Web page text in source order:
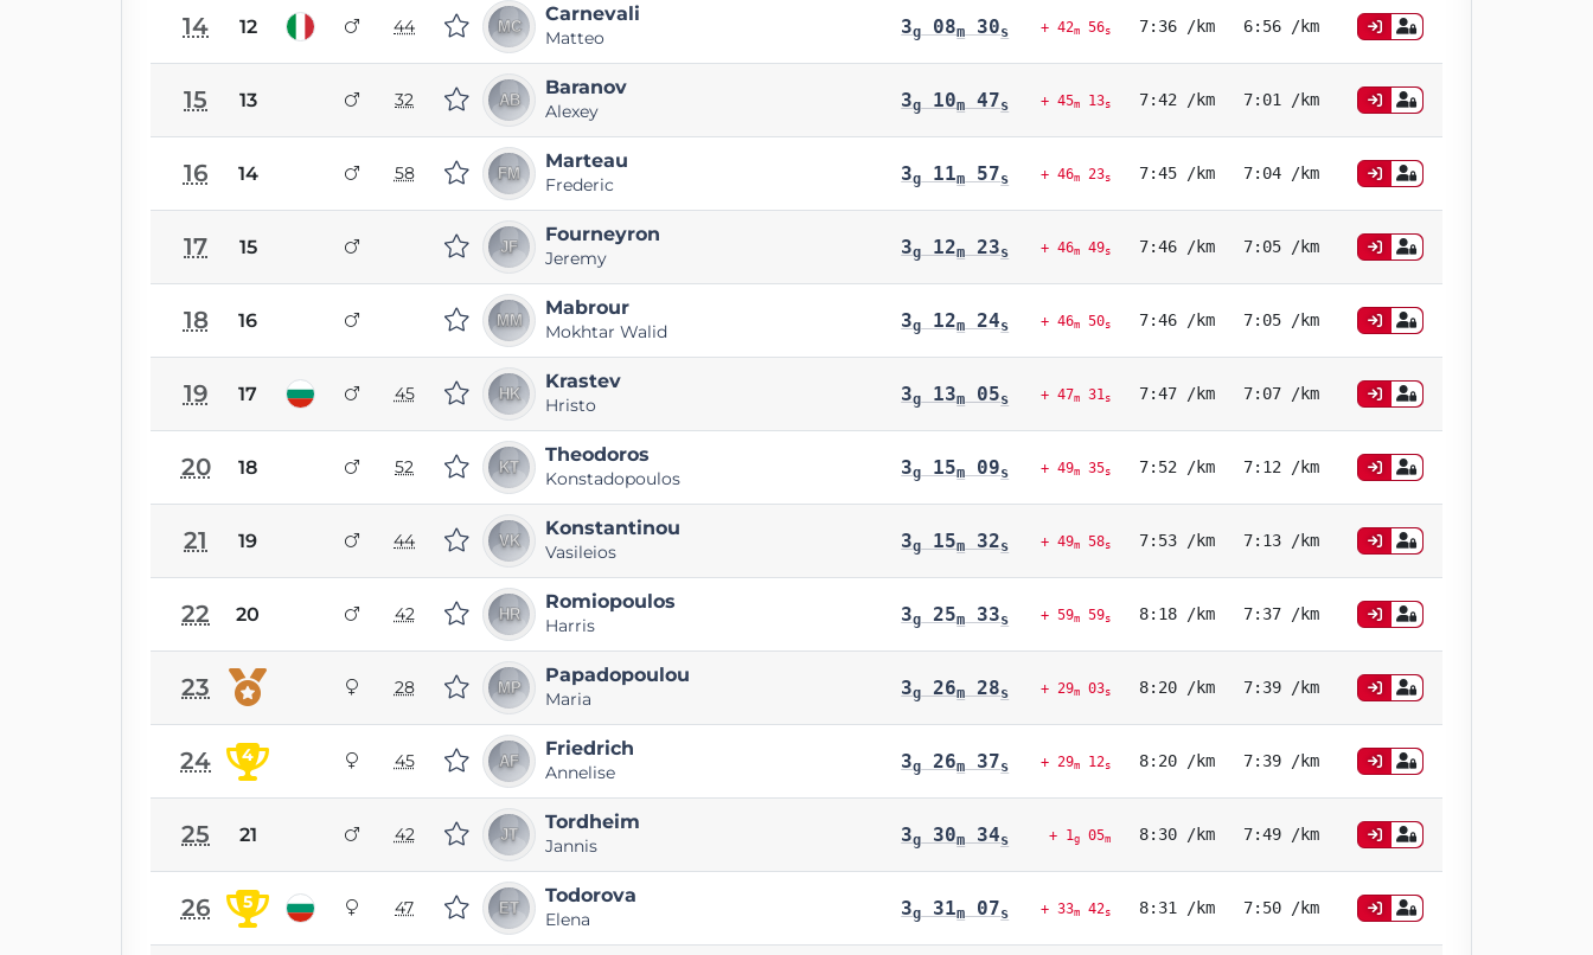
14 12 44
Carnevali
Matteo 3g 08m 30s + 42m56s 7:36 /km 6:56 /km
15 13 32
Baranov
Alexey 3g 10m 47s + 45m13s 7:42 /km 7:01 /km
16 14 58
Marteau
Frederic 3g 11m 57s + 46m23s 7:45 /km 7:04 /km
17 15
Fourneyron
Jeremy 3g 12m 23s + 46m49s 7:46 /km 7:05 /km
18 16
Mabrour
Mokhtar Walid 3g 12m 24s + 46m50s 7:46 /km 7:05 /km
19 17 45
Krastev
Hristo 3g 13m 05s + 47m31s 7:47 /km 7:07 /km
20 18 52
Theodoros
Konstadopoulos 3g 15m 09s + 49m35s 7:52 /km 7:12 /km
21 19 44
Konstantinou
Vasileios 3g 15m 32s + 49m58s 7:53 /km 7:13 /km
22 20 42
Romiopoulos
Harris 3g 25m 33s + 59m59s 8:18 /km 7:37 /km
23 28
Papadopoulou
Maria 3g 26m 28s + 29m03s 8:20 /km 7:39 /km
24 4 45
Friedrich
Annelise 3g 26m 37s + 29m12s 8:20 /km 7:39 /km
25 21 42
Tordheim
Jannis 3g 30m 34s + 1g05m 8:30 /km 7:49 /km
26 5 47
Todorova
Elena 3g 31m 07s + 33m42s 8:31 /km 7:50 /km